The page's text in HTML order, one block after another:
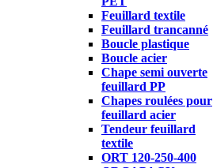
Feuillard textile
Feuillard trancanné
Boucle plastique
Boucle acier
Chape semi ouverte
feuillard PP
Chapes roulées pour
feuillard acier
Tendeur feuillard
textile
ORT 120-250-400